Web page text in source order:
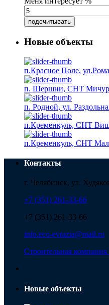
подсчитывать
Новые объекты
п.Красное Поле,
п. Шершни, СНТ
п. Родной, ул.
п.Кременкуль, СНТ
п.Кременкуль, СНТ
Контакты
г. Челябинск, ул.
+7 (351) 261-33-66
+7 (351) 261-33-66
info.eco-evrazia@mail.ru
Строительная
Новые объекты